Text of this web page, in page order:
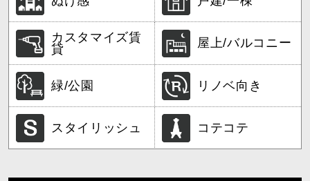
カスタマイズ賃
貸
屋上/バルコニー
緑/公園 リノベ向き
スタイリッシュ コテコテ